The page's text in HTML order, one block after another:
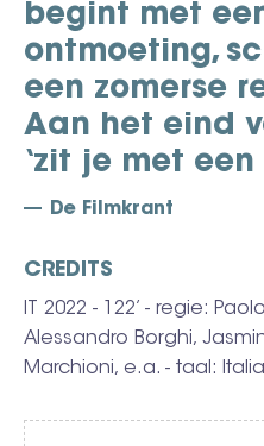
begint met
ontmoeting,
een zomerse
Aan het eind
‘zit je met
De Filmkrant
CREDITS
IT 2022 - 122’ - regie:
Alessandro Borghi,
Marchioni, e.a. - taal:
Video